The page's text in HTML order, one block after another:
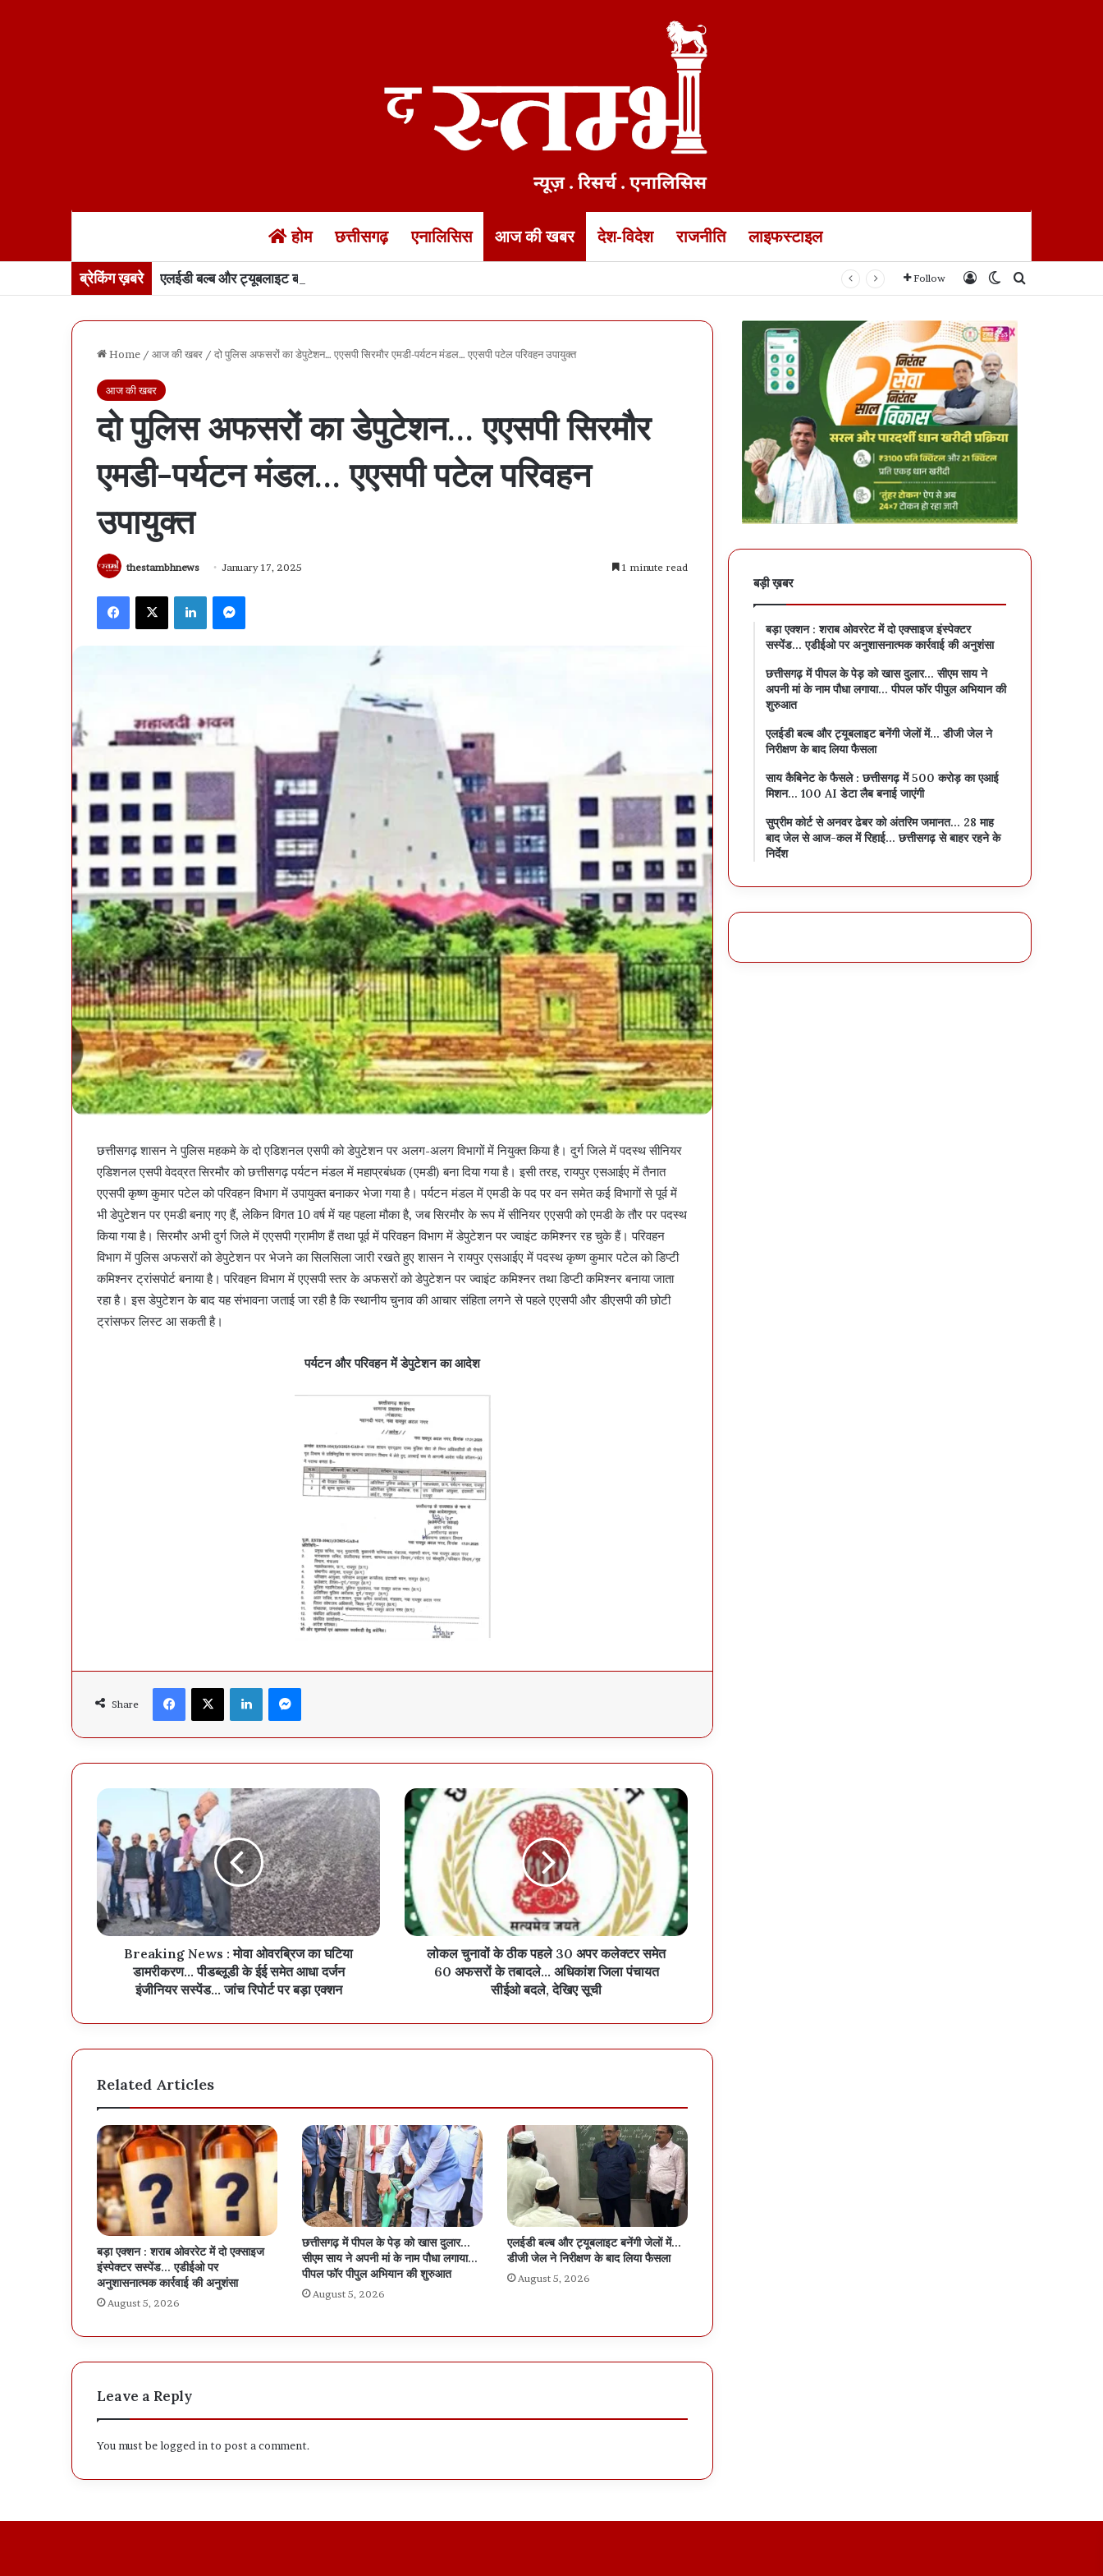
होम छत्तीसगढ़ एनालिसिस आज की खबर देश-विदेश राजनीति लाइफस्टाइल
ब्रेकिंग ख़बरे एलईडी बल्ब और ट्यूबलाइट बनेंगी जेलों में… डीजी जेल ने निरीक्षण के बाद लिया फैसला Follow Log InSwitch skin
Home / आज की खबर / दो पुलिस अफसरों का डेपुटेशन… एएसपी सिरमौर एमडी-पर्यटन मंडल… एएसपी पटेल परिवहन उपायुक्त
आज की खबर
दो पुलिस अफसरों का डेपुटेशन… एएसपी सिरमौर
एमडी-पर्यटन मंडल… एएसपी पटेल परिवहन
उपायुक्त
thestambhnews January 17, 2025 1 minute read
Facebook X LinkedIn
छत्तीसगढ़ शासन ने पुलिस महकमे के दो एडिशनल एसपी को डेपुटेशन पर अलग-अलग विभागों में नियुक्त किया है। दुर्ग जिले में पदस्थ सीनियर
एडिशनल एसपी वेदव्रत सिरमौर को छत्तीसगढ़ पर्यटन मंडल में महाप्रबंधक (एमडी) बना दिया गया है। इसी तरह, रायपुर एसआईए में तैनात
एएसपी कृष्ण कुमार पटेल को परिवहन विभाग में उपायुक्त बनाकर भेजा गया है। पर्यटन मंडल में एमडी के पद पर वन समेत कई विभागों से पूर्व में
भी डेपुटेशन पर एमडी बनाए गए हैं, लेकिन विगत 10 वर्ष में यह पहला मौका है, जब सिरमौर के रूप में सीनियर एएसपी को एमडी के तौर पर पदस्थ
किया गया है। सिरमौर अभी दुर्ग जिले में एएसपी ग्रामीण हैं तथा पूर्व में परिवहन विभाग में डेपुटेशन पर ज्वाइंट कमिश्नर रह चुके हैं। परिवहन
विभाग में पुलिस अफसरों को डेपुटेशन पर भेजने का सिलसिला जारी रखते हुए शासन ने रायपुर एसआईए में पदस्थ कृष्ण कुमार पटेल को डिप्टी
कमिश्नर ट्रांसपोर्ट बनाया है। परिवहन विभाग में एएसपी स्तर के अफसरों को डेपुटेशन पर ज्वाइंट कमिश्नर तथा डिप्टी कमिश्नर बनाया जाता
रहा है। इस डेपुटेशन के बाद यह संभावना जताई जा रही है कि स्थानीय चुनाव की आचार संहिता लगने से पहले एएसपी और डीएसपी की छोटी
ट्रांसफर लिस्ट आ सकती है।
पर्यटन और परिवहन में डेपुटेशन का आदेश
Share
Facebook X LinkedIn
Breaking News : मोवा ओवरब्रिज का घटिया
डामरीकरण... पीडब्लूडी के ईई समेत आधा दर्जन
इंजीनियर सस्पेंड... जांच रिपोर्ट पर बड़ा एक्शन
लोकल चुनावों के ठीक पहले 30 अपर कलेक्टर समेत
60 अफसरों के तबादले... अधिकांश जिला पंचायत
सीईओ बदले, देखिए सूची
Related Articles
बड़ा एक्शन : शराब ओवररेट में दो एक्साइज
इंस्पेक्टर सस्पेंड… एडीईओ पर
अनुशासनात्मक कार्रवाई की अनुशंसा
August 5, 2026
छत्तीसगढ़ में पीपल के पेड़ को खास दुलार…
सीएम साय ने अपनी मां के नाम पौधा लगाया…
पीपल फॉर पीपुल अभियान की शुरुआत
August 5, 2026
एलईडी बल्ब और ट्यूबलाइट बनेंगी जेलों में…
डीजी जेल ने निरीक्षण के बाद लिया फैसला
August 5, 2026
Leave a Reply
You must belogged in to post a comment.
बड़ी ख़बर
बड़ा एक्शन : शराब ओवररेट में दो एक्साइज इंस्पेक्टर
सस्पेंड… एडीईओ पर अनुशासनात्मक कार्रवाई की अनुशंसा
छत्तीसगढ़ में पीपल के पेड़ को खास दुलार… सीएम साय ने
अपनी मां के नाम पौधा लगाया… पीपल फॉर पीपुल अभियान की
शुरुआत
एलईडी बल्ब और ट्यूबलाइट बनेंगी जेलों में… डीजी जेल ने
निरीक्षण के बाद लिया फैसला
साय कैबिनेट के फैसले : छत्तीसगढ़ में 500 करोड़ का एआई
मिशन… 100 AI डेटा लैब बनाई जाएंगी
सुप्रीम कोर्ट से अनवर ढेबर को अंतरिम जमानत… 28 माह
बाद जेल से आज-कल में रिहाई… छत्तीसगढ़ से बाहर रहने के
निर्देश